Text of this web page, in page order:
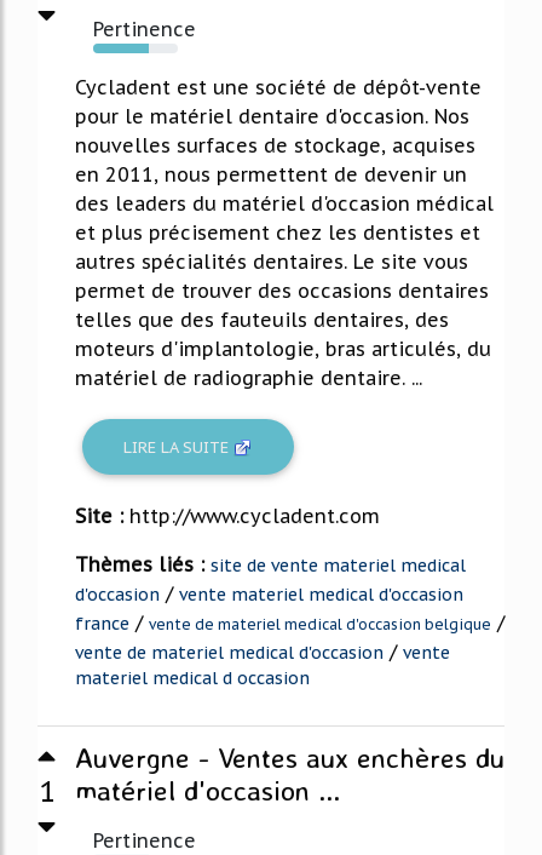
Pertinence
66%
Cycladent est une société de dépôt-vente
pour le matériel dentaire d'occasion. Nos
nouvelles surfaces de stockage, acquises
en 2011, nous permettent de devenir un
des leaders du matériel d'occasion médical
et plus précisement chez les dentistes et
autres spécialités dentaires. Le site vous
permet de trouver des occasions dentaires
telles que des fauteuils dentaires, des
moteurs d'implantologie, bras articulés, du
matériel de radiographie dentaire. ...
LIRE LA SUITE
Site : http://www.cycladent.com
Thèmes liés : site de vente materiel medical
d'occasion / vente materiel medical d'occasion
france / vente de materiel medical d'occasion belgique /
vente de materiel medical d'occasion / vente
materiel medical d occasion
1
Auvergne - Ventes aux enchères du
matériel d'occasion ...
Pertinence